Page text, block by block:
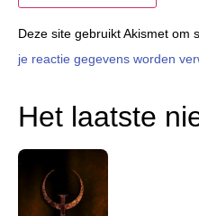
Deze site gebruikt Akismet om
je reactie gegevens worden
Het laatste